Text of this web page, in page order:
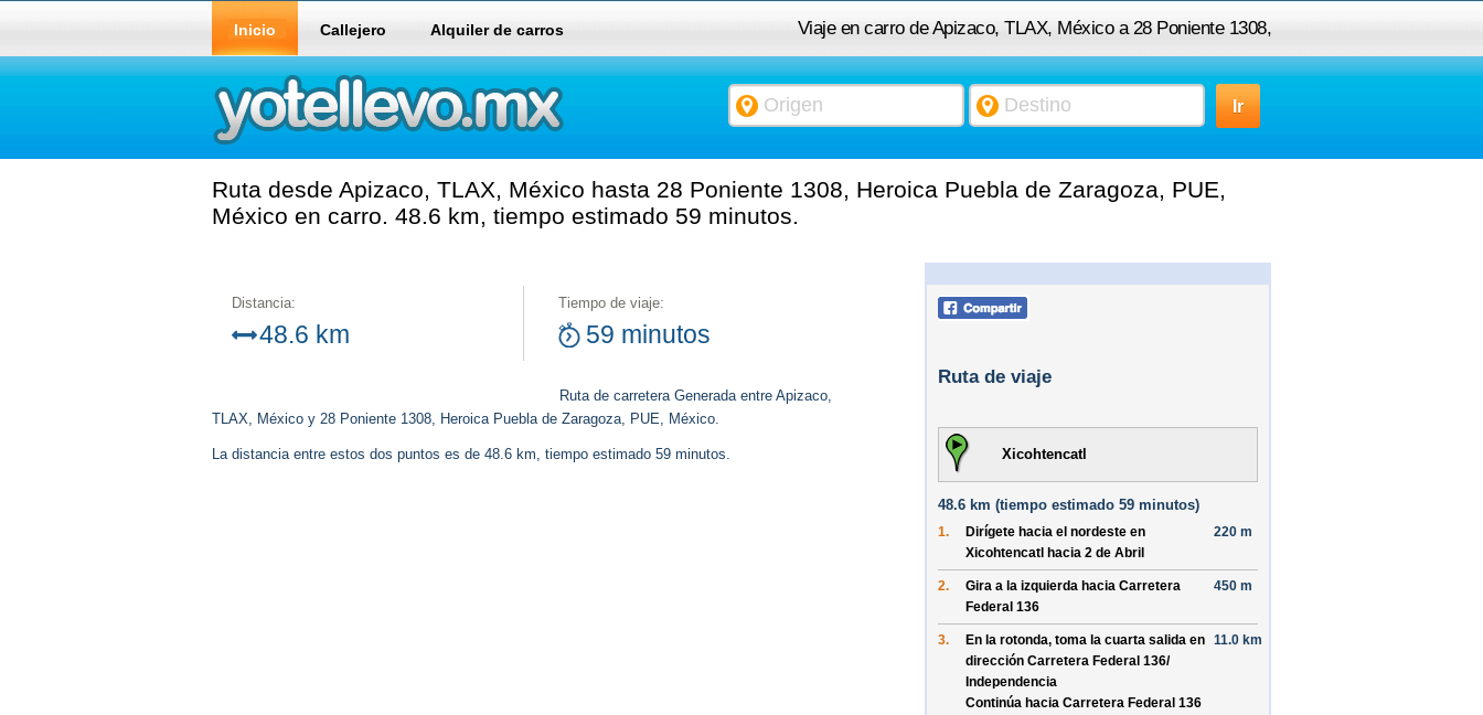
Viaje en carro de Apizaco, TLAX, México a 28 Poniente 1308,
Heroica Puebla de Zaragoza, PUE, México
Inicio Callejero Alquiler de carros
Ruta desde Apizaco, TLAX, México hasta 28 Poniente 1308, Heroica Puebla de Zaragoza, PUE,
México en carro. 48.6 km, tiempo estimado 59 minutos.
Distancia:
48.6 km
Tiempo de viaje:
59 minutos
Ruta de carretera Generada entre Apizaco,
TLAX, México y 28 Poniente 1308, Heroica Puebla de Zaragoza, PUE, México.
La distancia entre estos dos puntos es de 48.6 km, tiempo estimado 59 minutos.
Ruta de viaje
Xicohtencatl
48.6 km (tiempo estimado 59 minutos)
1. Dirígete hacia el nordeste en
Xicohtencatl hacia 2 de Abril
220 m
2. Gira a la izquierda hacia Carretera
Federal 136
450 m
3. En la rotonda, toma la cuarta salida en
dirección Carretera Federal 136/
Independencia
Continúa hacia Carretera Federal 136
11.0 km